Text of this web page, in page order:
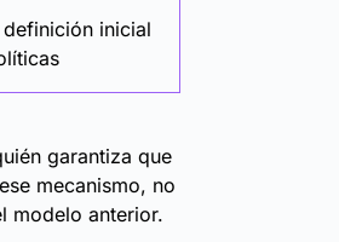
definición inicial
garantiza que
mecanismo, no
modelo anterior.